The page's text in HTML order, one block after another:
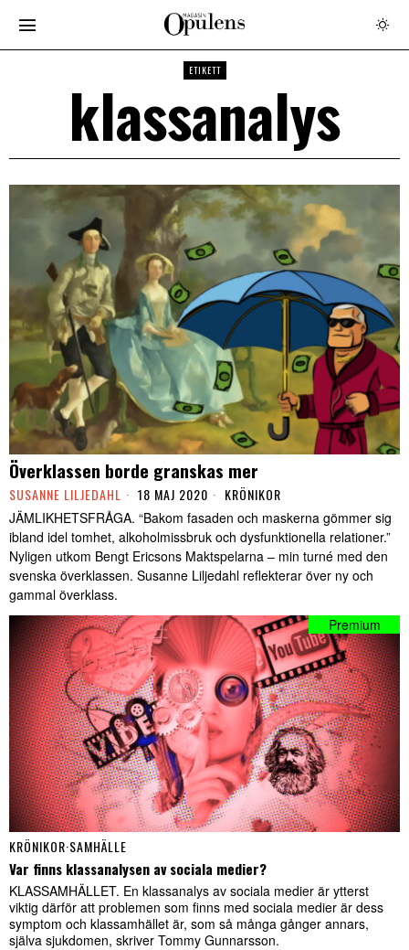
ETIKETT
klassanalys
Överklassen borde granskas mer
SUSANNE LILJEDAHL 18 MAJ 2020 KRÖNIKOR
JÄMLIKHETSFRÅGA. “Bakom fasaden och maskerna gömmer sig
ibland idel tomhet, alkoholmissbruk och dysfunktionella relationer.”
Nyligen utkom Bengt Ericsons Maktspelarna – min turné med den
svenska överklassen. Susanne Liljedahl reflekterar över ny och
gammal överklass.
KRÖNIKOR·SAMHÄLLE
Var finns klassanalysen av sociala medier?
KLASSAMHÄLLET. En klassanalys av sociala medier är ytterst
viktig därför att problemen som finns med sociala medier är dess
symptom och klassamhället är, som så många gånger annars,
själva sjukdomen, skriver Tommy Gunnarsson.